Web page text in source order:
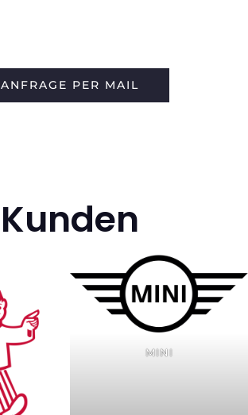
ANFRAGE PER MAIL
Kunden
MINI